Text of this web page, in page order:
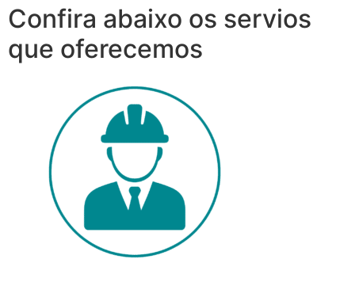
Confira abaixo os servios
que oferecemos